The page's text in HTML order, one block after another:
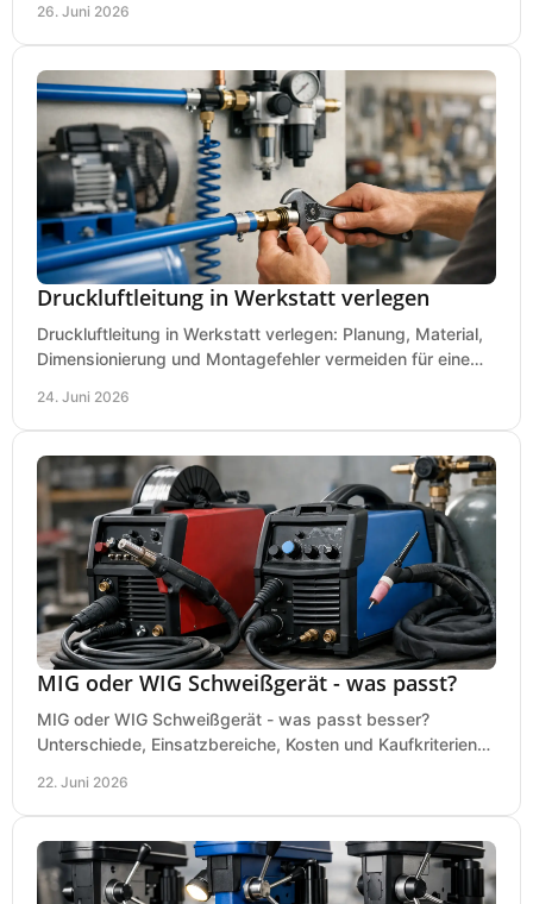
26. Juni 2026
Druckluftleitung in Werkstatt verlegen
Druckluftleitung in Werkstatt verlegen: Planung, Material,
Dimensionierung und Montagefehler vermeiden für eine
24. Juni 2026
MIG oder WIG Schweißgerät - was passt?
MIG oder WIG Schweißgerät - was passt besser?
Unterschiede, Einsatzbereiche, Kosten und Kaufkriterien
22. Juni 2026